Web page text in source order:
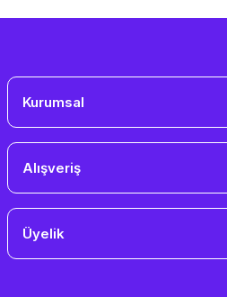
Kurumsal
Alışveriş
Üyelik